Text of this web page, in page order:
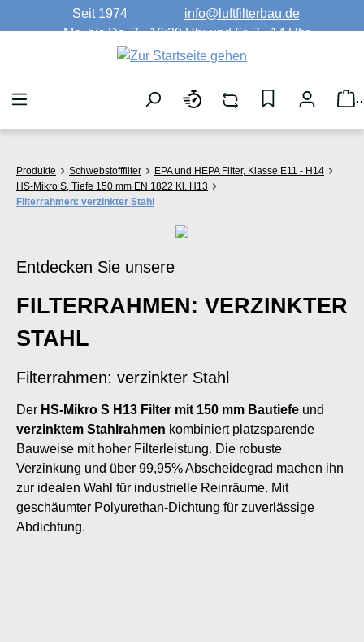
Zum Hauptinhalt springen
Seit 1974
info@luftfilterbau.de
Mo. bis Do. 7 - 16:30 Uhr und Fr. 7 - 14 Uhr
Produkte Schwebstofffilter
EPA und HEPA Filter, Klasse E11 - H14
HS-Mikro S, Tiefe 150 mm EN 1822 Kl. H13
Filterrahmen: verzinkter Stahl
Entdecken Sie unsere
FILTERRAHMEN: VERZINKTER
STAHL
Filterrahmen: verzinkter Stahl
Der HS-Mikro S H13 Filter mit 150 mm Bautiefe und
verzinktem Stahlrahmen kombiniert platzsparende
Bauweise mit hoher Filterleistung. Die robuste
Verzinkung und über 99,95% Abscheidegrad machen ihn
zur idealen Wahl für industrielle Reinräume. Mit
geschäumter Polyurethan-Dichtung für zuverlässige
Abdichtung.